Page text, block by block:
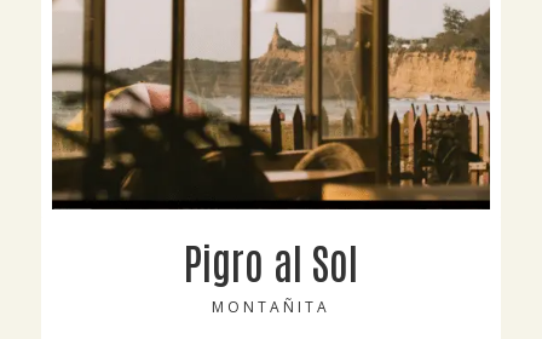
Pigro al Sol
MONTAÑITA